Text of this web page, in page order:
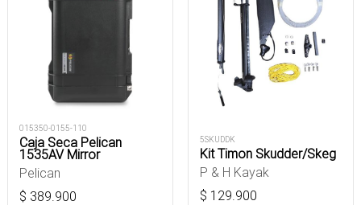
015350-0155-110
Caja Seca Pelican
1535AV Mirror
Pelican
$ 389.900
5SKUDDK
Kit Timon Skudder/Skeg
P & H Kayak
$ 129.900